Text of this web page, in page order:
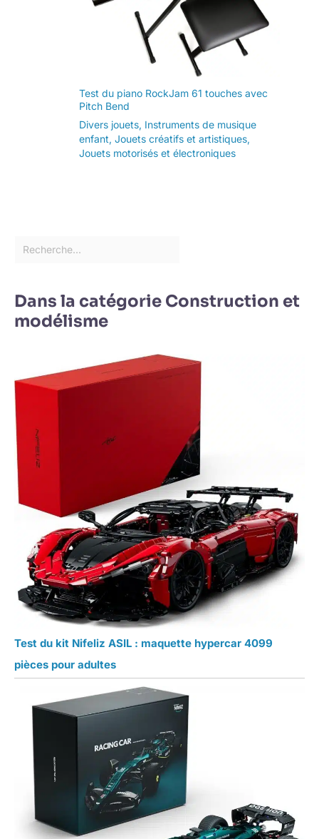
Test du piano RockJam 61 touches avec
Pitch Bend
Divers jouets, Instruments de musique
enfant, Jouets créatifs et artistiques,
Jouets motorisés et électroniques
Dans la catégorie Construction et
modélisme
Test du kit Nifeliz ASIL : maquette hypercar 4099
pièces pour adultes